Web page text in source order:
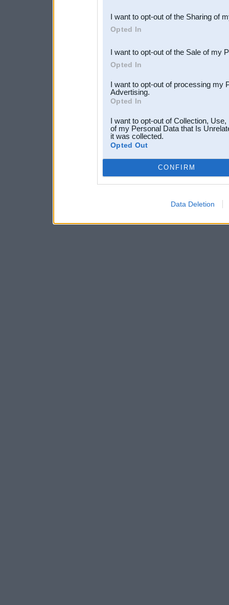
Downstream Participants
third parties.
I want to opt-out of the Sharing of
Opted In
I want to opt-out of the Sale of my
Opted In
I want to opt-out of processing my
Advertising.
Opted In
I want to opt-out of Collection,
of my Personal Data that Is
it was collected.
Opted Out
CONFIRM
Data Deletion